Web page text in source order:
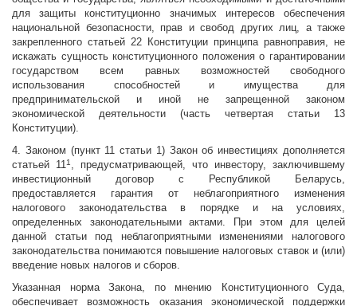
для защиты конституционно значимых интересов обеспечения
национальной безопасности, прав и свобод других лиц, а также
закрепленного статьей 22 Конституции принципа равноправия, не
искажать сущность конституционного положения о гарантировании
государством всем равных возможностей свободного
использования способностей и имущества для
предпринимательской и иной не запрещенной законом
экономической деятельности (часть четвертая статьи 13
Конституции).
4. Законом (пункт 11 статьи 1) Закон об инвестициях дополняется
статьей 111 , предусматривающей, что инвестору, заключившему
инвестиционный договор с Республикой Беларусь,
предоставляется гарантия от неблагоприятного изменения
налогового законодательства в порядке и на условиях,
определенных законодательными актами. При этом для целей
данной статьи под неблагоприятными изменениями налогового
законодательства понимаются повышение налоговых ставок и (или)
введение новых налогов и сборов.
Указанная норма Закона, по мнению Конституционного Суда,
обеспечивает возможность оказания экономической поддержки